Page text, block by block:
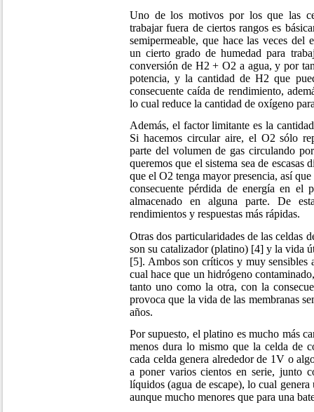
Uno de los motivos por los que las
trabajar fuera de ciertos rangos es
semipermeable, que hace las veces del
un cierto grado de humedad para
conversión de H2 + O2 a agua, y por
potencia, y la cantidad de H2 que
consecuente caída de rendimiento,
lo cual reduce la cantidad de oxígeno
Además, el factor limitante es la
Si hacemos circular aire, el O2 sólo
parte del volumen de gas circulando
queremos que el sistema sea de escasas
que el O2 tenga mayor presencia, así
consecuente pérdida de energía en el
almacenado en alguna parte. De
rendimientos y respuestas más rápidas.
Otras dos particularidades de las celdas
son su catalizador (platino) [4] y la vida
[5]. Ambos son críticos y muy sensibles
cual hace que un hidrógeno
tanto uno como la otra, con la
provoca que la vida de las membranas
años.
Por supuesto, el platino es mucho más
menos dura lo mismo que la celda de
cada celda genera alrededor de 1V o
a poner varios cientos en serie, junto
líquidos (agua de escape), lo cual
aunque mucho menores que para una